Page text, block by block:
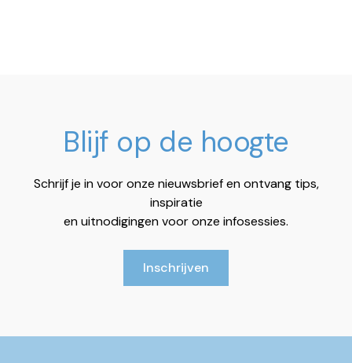
Blijf op de hoogte
Schrijf je in voor onze nieuwsbrief en ontvang tips,
inspiratie
en uitnodigingen voor onze infosessies.
Inschrijven